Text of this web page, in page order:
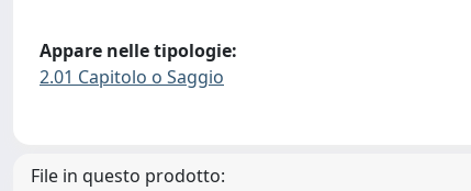
Appare nelle tipologie:
2.01 Capitolo o Saggio
File in questo prodotto: